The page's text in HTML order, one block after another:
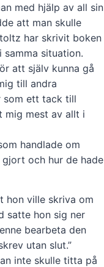
med hjälp av all sin
att man skulle
har skrivit boken
situation.
att själv kunna gå
till andra
som ett tack till
mig mest av allt i
handlade om
gjort och hur de hade
hon ville skriva om
satte hon sig ner
bearbeta den
utan slut.”
inte skulle titta på